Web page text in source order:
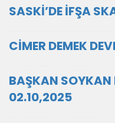
SASKİ’DE İFŞA
CİMER DEMEK
BAŞKAN SOYKAN
02.10,2025